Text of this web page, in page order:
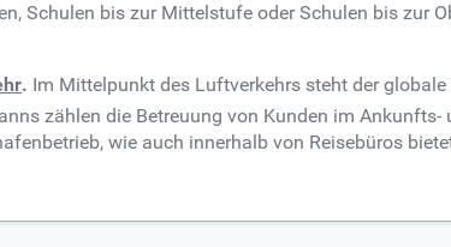
Schulen bis zur Mittelstufe oder Schulen bis zur
. Im Mittelpunkt des Luftverkehrs steht der
zählen die Betreuung von Kunden im
wie auch innerhalb von Reisebüros